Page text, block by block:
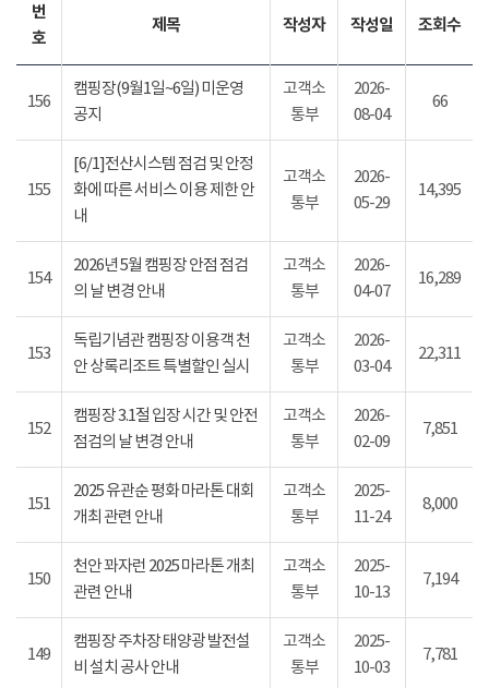
번
호
제목 작성자 작성일 조회수
156
캠핑장(9월1일~6일) 미운영
공지
고객소
통부
2026-
08-04
66
155
[6/1]전산시스템 점검 및 안정
화에 따른 서비스 이용 제한 안
내
고객소
통부
2026-
05-29
14,395
154
2026년 5월 캠핑장 안점 점검
의 날 변경 안내
고객소
통부
2026-
04-07
16,289
153
독립기념관 캠핑장 이용객 천
안 상록리조트 특별할인 실시
고객소
통부
2026-
03-04
22,311
152
캠핑장 3.1절 입장 시간 및 안전
점검의 날 변경 안내
고객소
통부
2026-
02-09
7,851
151
2025 유관순 평화 마라톤 대회
개최 관련 안내
고객소
통부
2025-
11-24
8,000
150
천안 꽈자런 2025 마라톤 개최
관련 안내
고객소
통부
2025-
10-13
7,194
149
캠핑장 주차장 태양광 발전설
비 설치 공사 안내
고객소
통부
2025-
10-03
7,781